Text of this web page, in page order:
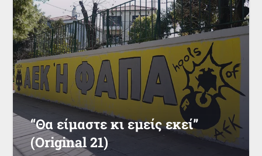
“Θα είμαστε κι εμείς εκεί”
(Original 21)